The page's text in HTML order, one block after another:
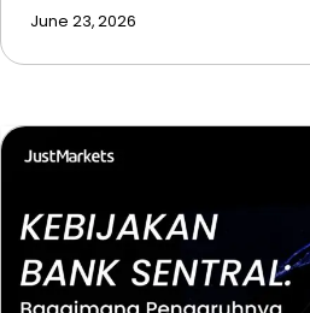
June 23, 2026